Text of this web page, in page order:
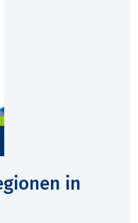
in